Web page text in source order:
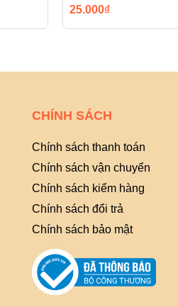
25.000₫
CHÍNH SÁCH
Chính sách thanh toán
Chính sách vận chuyển
Chính sách kiểm hàng
Chính sách đổi trả
Chính sách bảo mật